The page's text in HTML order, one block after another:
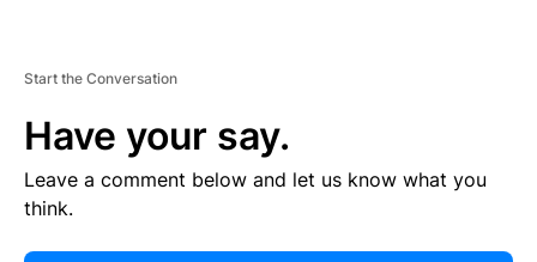
Start the Conversation
Have your say.
Leave a comment below and let us know what you
think.